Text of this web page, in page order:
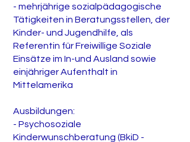
- mehrjährige sozialpädagogische
Tätigkeiten in Beratungsstellen, der
Kinder- und Jugendhilfe, als
Referentin für Freiwillige Soziale
Einsätze im In-und Ausland sowie
einjähriger Aufenthalt in
Mittelamerika
Ausbildungen:
- Psychosoziale
Kinderwunschberatung (BkiD -